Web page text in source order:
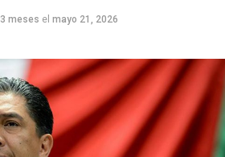
3 meses el mayo 21, 2026